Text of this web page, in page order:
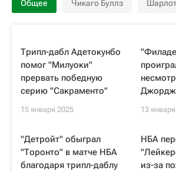
Общее Чикаго Буллз
Трипл-дабл Адетокунбо
помог "Милуоки"
прервать победную
серию "Сакраменто"
15 января 2025 13
"Детройт" обыграл
"Торонто" в матче НБА
благодаря трипл-даблу
НБА
из-за